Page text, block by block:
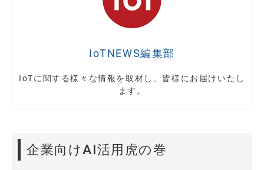
IoTNEWS編集部
IoTに関する様々な情報を取材し、皆様にお届けいたし
ます。
企業向けAI活用虎の巻